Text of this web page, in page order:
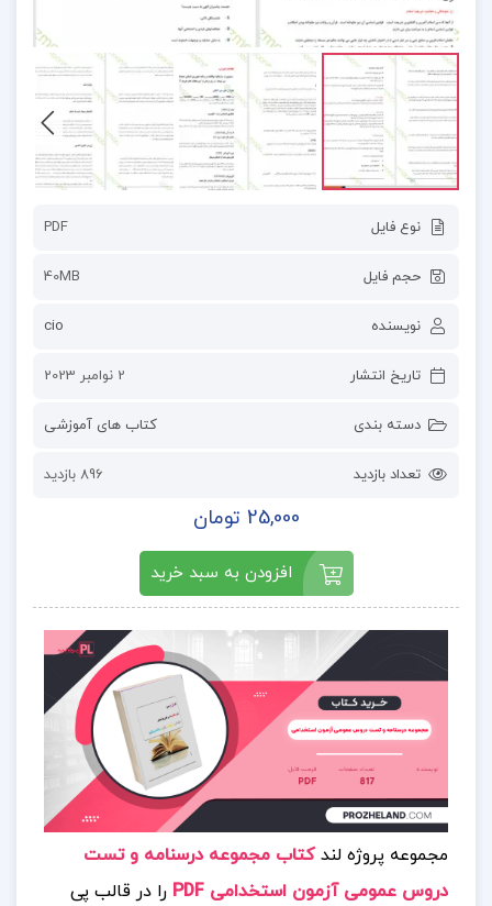
نوع فایل PDF
حجم فایل 40MB
نویسنده cio
تاریخ انتشار 2 نوامبر 2023
دسته بندی کتاب های آموزشی
تعداد بازدید 896 بازدید
25,000 تومان
افزودن به سبد خرید
مجموعه پروژه لندکتاب مجموعه درسنامه و تست
دروس عمومی آزمون استخدامی PDF
را در قالب پی